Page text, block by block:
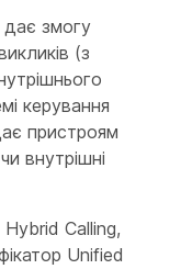
дає змогу
(з
керування
пристроям
внутрішні
Calling,
Unified